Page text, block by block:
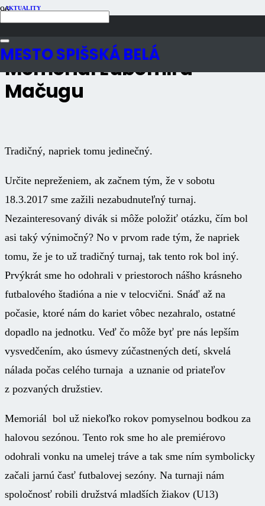
MESTO SPIŠSKÁ BELÁ
AKTUALITY
Memoriál Ľubomíra
Mačugu
Tradičný, napriek tomu jedinečný.
Určite nepreženiem, ak začnem tým, že v sobotu
18.3.2017 sme zažili nezabudnuteľný turnaj.
Nezainteresovaný divák si môže položiť otázku, čím bol
asi taký výnimočný? No v prvom rade tým, že napriek
tomu, že je to už tradičný turnaj, tak tento rok bol iný.
Prvýkrát sme ho odohrali v priestoroch nášho krásneho
futbalového štadióna a nie v telocvični. Snáď až na
počasie, ktoré nám do kariet vôbec nezahralo, ostatné
dopadlo na jednotku. Veď čo môže byť pre nás lepším
vysvedčením, ako úsmevy zúčastnených detí, skvelá
nálada počas celého turnaja a uznanie od priateľov
z pozvaných družstiev.
Memoriál bol už niekoľko rokov pomyselnou bodkou za
halovou sezónou. Tento rok sme ho ale premiérovo
odohrali vonku na umelej tráve a tak sme ním symbolicky
začali jarnú časť futbalovej sezóny. Na turnaji nám
spoločnosť robili družstvá mladších žiakov (U13)